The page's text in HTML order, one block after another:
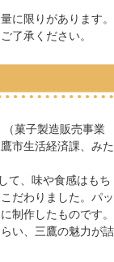
に限りがあります。
了承ください。
菓子製造販売事業
市生活経済課、みた
て、味や食感はもち
だわりました。パッ
制作したものです。
い、三鷹の魅力が詰